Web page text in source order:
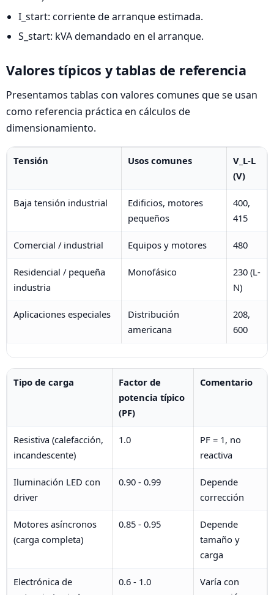
I_start: corriente de arranque estimada.
S_start: kVA demandado en el arranque.
Valores típicos y tablas de referencia
Presentamos tablas con valores comunes que se usan
como referencia práctica en cálculos de
dimensionamiento.
Tensión Usos comunes
V_L-L
(V)
Baja tensión industrial
Edificios, motores
pequeños
400,
415
Comercial / industrial Equipos y motores 480
Residencial / pequeña
industria
Monofásico
230 (L-
N)
Aplicaciones especiales
Distribución
americana
208,
600
Tipo de carga
Factor de
potencia típico
(PF)
Comentario
Resistiva (calefacción,
incandescente)
1.0
PF = 1, no
reactiva
Iluminación LED con
driver
0.90 - 0.99
Depende
corrección
Motores asíncronos
(carga completa)
0.85 - 0.95
Depende
tamaño y
carga
Electrónica de
0.6 - 1.0
Varía con